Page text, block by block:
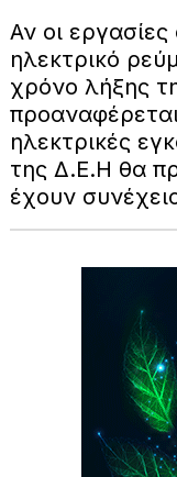
Αν οι
ηλεκτρικό
χρόνο λήξης
ηλεκτρικές
της Δ.Ε.Η θα
έχουν